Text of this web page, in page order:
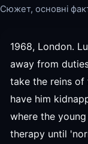
Сюжет, основні
1968, London.
away from
take the reins of
have him
where the
therapy until